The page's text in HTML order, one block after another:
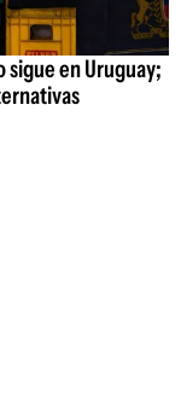
sigue en Uruguay;